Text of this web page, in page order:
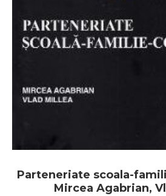
Parteneriate scoala-
Mircea Agabrian,